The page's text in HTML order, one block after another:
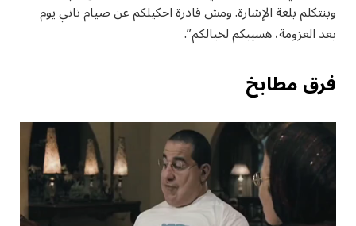
وبنتكلم بلغة الإشارة. ومش قادرة احكيلكم عن صيام تاني يوم
بعد العزومة، هسيبكم لخيالكم”.
فرق مطابخ